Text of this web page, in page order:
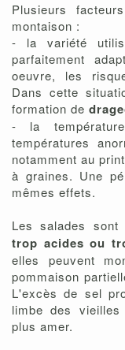
Plusieurs
montaison :
- la variété
parfaitement
oeuvre, les
Dans cette
formation de
- la
températures
notamment au
à graines. Une
mêmes effets.
Les salades
trop acides ou
elles peuvent
pommaison
L'excès de sel
limbe des
plus amer.